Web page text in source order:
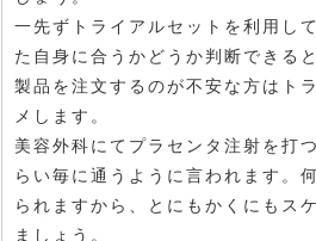
一先ずトライアルセットを利用し
た自身に合うかどうか判断できる
製品を注文するのが不安な方はト
メします。
美容外科にてプラセンタ注射を打
らい毎に通うように言われます。
られますから、とにもかくにもス
ましょう。